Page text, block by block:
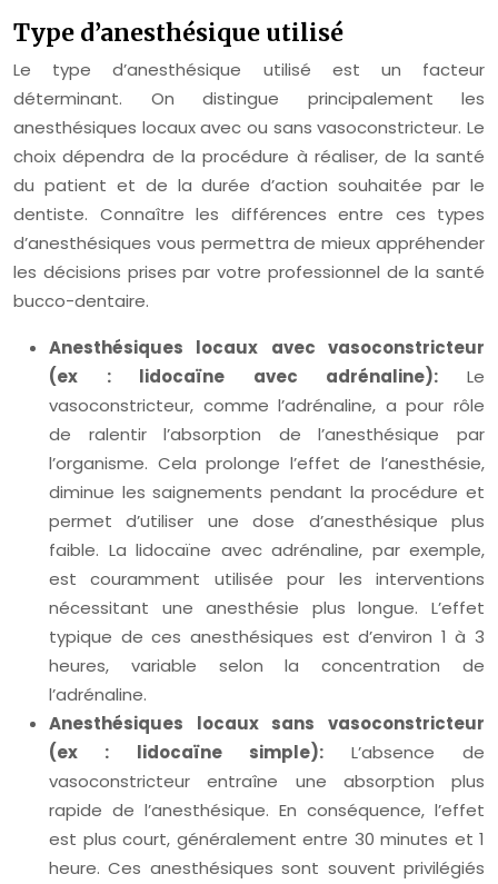
Type d’anesthésique utilisé
Le type d’anesthésique utilisé est un facteur
déterminant. On distingue principalement les
anesthésiques locaux avec ou sans vasoconstricteur. Le
choix dépendra de la procédure à réaliser, de la santé
du patient et de la durée d’action souhaitée par le
dentiste. Connaître les différences entre ces types
d’anesthésiques vous permettra de mieux appréhender
les décisions prises par votre professionnel de la santé
bucco-dentaire.
Anesthésiques locaux avec vasoconstricteur
(ex : lidocaïne avec adrénaline): Le
vasoconstricteur, comme l’adrénaline, a pour rôle
de ralentir l’absorption de l’anesthésique par
l’organisme. Cela prolonge l’effet de l’anesthésie,
diminue les saignements pendant la procédure et
permet d’utiliser une dose d’anesthésique plus
faible. La lidocaïne avec adrénaline, par exemple,
est couramment utilisée pour les interventions
nécessitant une anesthésie plus longue. L’effet
typique de ces anesthésiques est d’environ 1 à 3
heures, variable selon la concentration de
l’adrénaline.
Anesthésiques locaux sans vasoconstricteur
(ex : lidocaïne simple): L’absence de
vasoconstricteur entraîne une absorption plus
rapide de l’anesthésique. En conséquence, l’effet
est plus court, généralement entre 30 minutes et 1
heure. Ces anesthésiques sont souvent privilégiés